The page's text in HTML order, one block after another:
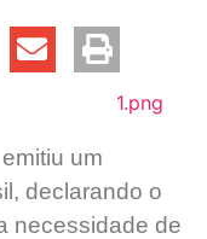
um
declarando o
necessidade de